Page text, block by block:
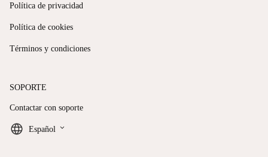
Política de privacidad
Política de cookies
Términos y condiciones
SOPORTE
Contactar con soporte
Español keyboard_arrow_down